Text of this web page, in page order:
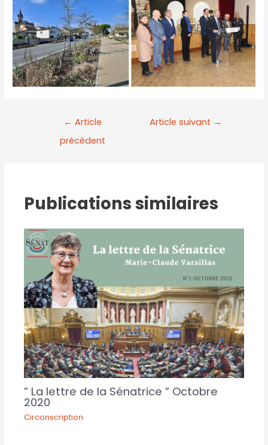
← Article
précédent
Article suivant →
Publications similaires
” La lettre de la Sénatrice ” Octobre
2020
Circonscription